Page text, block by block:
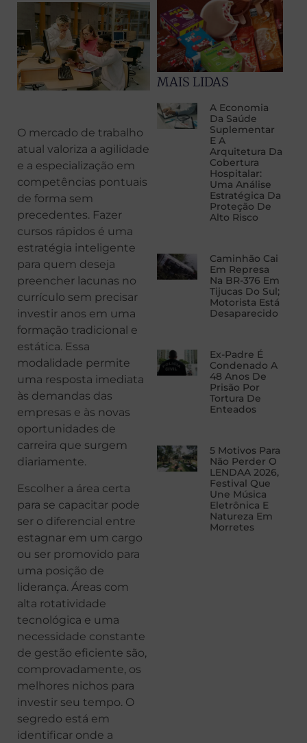
O mercado de trabalho
atual valoriza a agilidade
e a especialização em
competências pontuais
de forma sem
precedentes. Fazer
cursos rápidos é uma
estratégia inteligente
para quem deseja
preencher lacunas no
currículo sem precisar
investir anos em uma
formação tradicional e
estática. Essa
modalidade permite
uma resposta imediata
às demandas das
empresas e às novas
oportunidades de
carreira que surgem
diariamente.
Escolher a área certa
para se capacitar pode
ser o diferencial entre
estagnar em um cargo
ou ser promovido para
uma posição de
liderança. Áreas com
alta rotatividade
tecnológica e uma
necessidade constante
de gestão eficiente são,
comprovadamente, os
melhores nichos para
investir seu tempo. O
segredo está em
identificar onde a
MAIS LIDAS
A Economia
Da Saúde
Suplementar
E A
Arquitetura Da
Cobertura
Hospitalar:
Uma Análise
Estratégica Da
Proteção De
Alto Risco
Caminhão Cai
Em Represa
Na BR-376 Em
Tijucas Do Sul;
Motorista Está
Desaparecido
Ex-Padre É
Condenado A
48 Anos De
Prisão Por
Tortura De
Enteados
5 Motivos Para
Não Perder O
LENDAA 2026,
Festival Que
Une Música
Eletrônica E
Natureza Em
Morretes